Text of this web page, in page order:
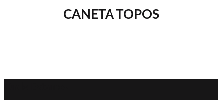
CANETA TOPOS